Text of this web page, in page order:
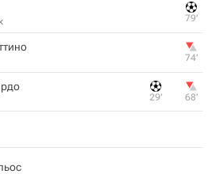
79‎’‎
74‎’‎
29‎’‎ 68‎’‎